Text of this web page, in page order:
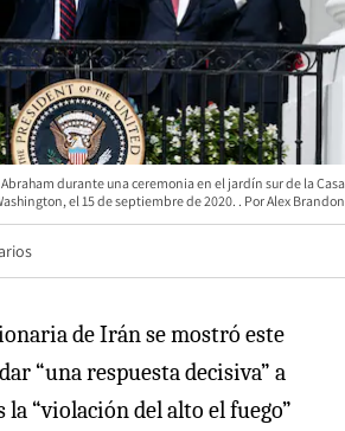
durante una ceremonia en el jardín sur de la Casa
el 15 de septiembre de 2020.
Alex Brandon
de Irán se mostró este
“una respuesta decisiva” a
“violación del alto el fuego”